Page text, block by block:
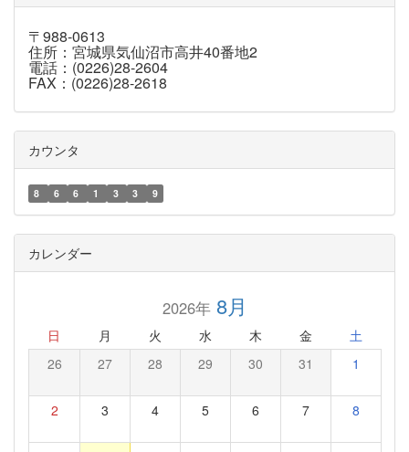
〒988-0613
住所：宮城県気仙沼市高井40番地2
電話：(0226)28-2604
FAX：(0226)28-2618
カウンタ
8 6 6 1 3 3 9
カレンダー
2026年8月
日 月 火 水 木 金 土
26 27 28 29 30 31 1
2 3 4 5 6 7 8